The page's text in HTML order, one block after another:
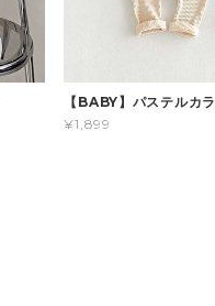
【BABY】パステルカ
¥1,899